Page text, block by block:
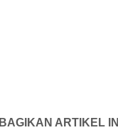
BAGIKAN ARTIKEL INI